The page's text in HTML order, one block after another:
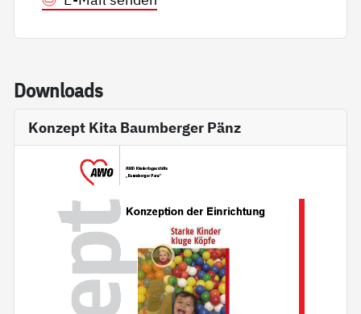
Down­loads
Konzept Kita Baumberger Pänz